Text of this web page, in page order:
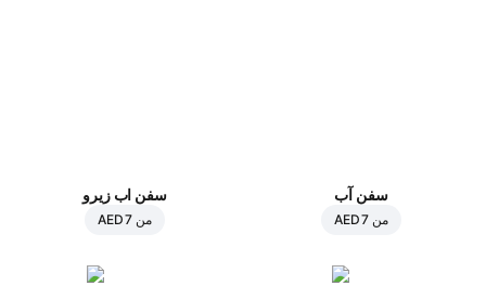
سفن آب
من AED 7
سفن اب زيرو
من AED 7